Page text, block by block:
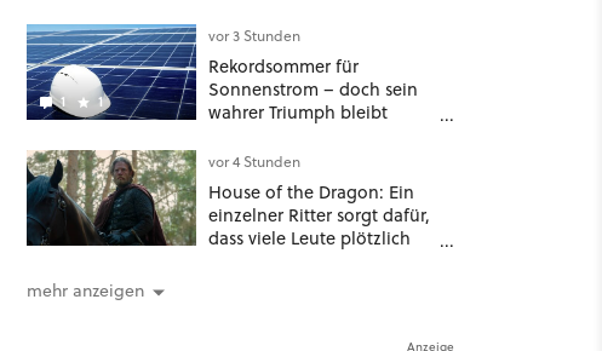
567 Millionen US-Dollar
zahlen
1 1
vor 3 Stunden
Rekordsommer für
Sonnenstrom – doch sein
wahrer Triumph bleibt
vor 4 Stunden
House of the Dragon: Ein
einzelner Ritter sorgt dafür,
dass viele Leute plötzlich
mehr anzeigen